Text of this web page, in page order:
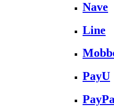
Nave
Line
PayU